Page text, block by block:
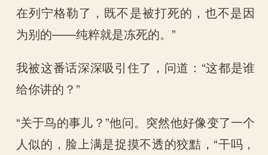
在列宁格勒了，既不是被打死的，也不是因
为别的——纯粹就是冻死的。”
我被这番话深深吸引住了，问道：“这都是谁
给你讲的？”
“关于鸟的事儿？”他问。突然他好像变了一个
人似的，脸上满是捉摸不透的狡黠，“干吗，